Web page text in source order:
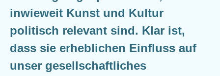
inwieweit Kunst und Kultur
politisch relevant sind. Klar ist,
dass sie erheblichen Einfluss auf
unser gesellschaftliches